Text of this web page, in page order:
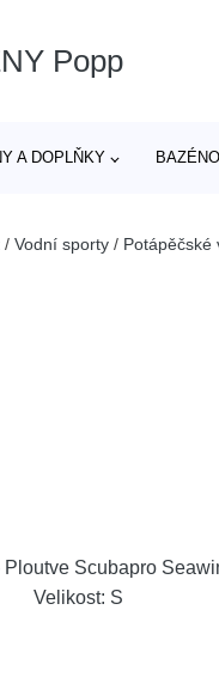
Popp
A DOPLŇKY
/ Vodní sporty / Potápěčské